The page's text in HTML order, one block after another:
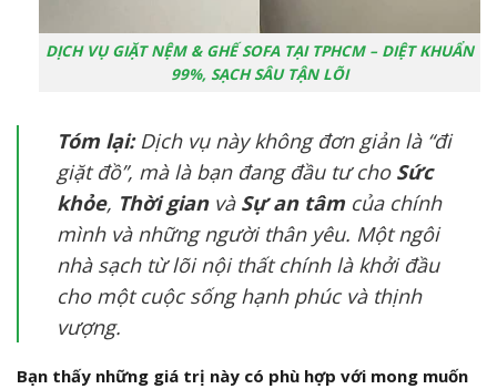
DỊCH VỤ GIẶT NỆM & GHẾ SOFA TẠI TPHCM – DIỆT KHUẨN
99%, SẠCH SÂU TẬN LÕI
Tóm lại:Dịch vụ này không đơn giản là “đi
giặt đồ”, mà là bạn đang đầu tư cho Sức
khỏe, Thời gianvà Sự an tâmcủa chính
mình và những người thân yêu. Một ngôi
nhà sạch từ lõi nội thất chính là khởi đầu
cho một cuộc sống hạnh phúc và thịnh
vượng.
Bạn thấy những giá trị này có phù hợp với mong muốn